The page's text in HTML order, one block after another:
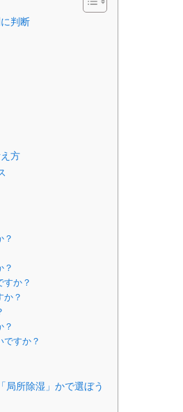
判断
方
？
？
すか？
か？
？
ですか？
局所除湿」かで選ぼう